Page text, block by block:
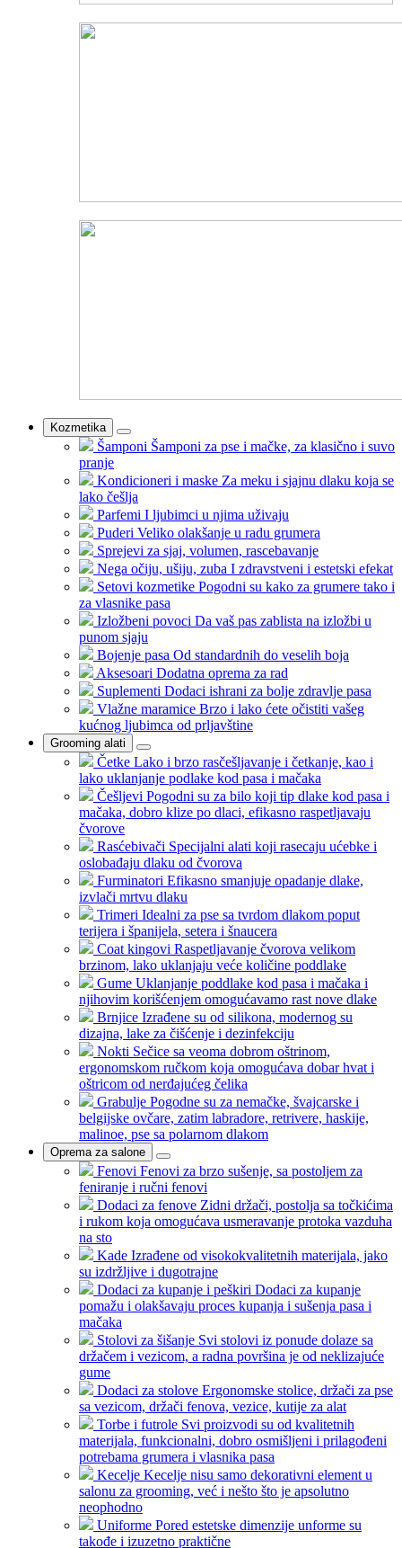
Kozmetika
Šamponi Šamponi za pse i mačke, za klasično i suvo
pranje
Kondicioneri i maske Za meku i sjajnu dlaku koja se
lako češlja
Parfemi I ljubimci u njima uživaju
Puderi Veliko olakšanje u radu grumera
Sprejevi za sjaj, volumen, rascebavanje
Nega očiju, ušiju, zuba I zdravstveni i estetski efekat
Setovi kozmetike Pogodni su kako za grumere tako i
za vlasnike pasa
Izložbeni povoci Da vaš pas zablista na izložbi u
punom sjaju
Bojenje pasa Od standardnih do veselih boja
Aksesoari Dodatna oprema za rad
Suplementi Dodaci ishrani za bolje zdravlje pasa
Vlažne maramice Brzo i lako ćete očistiti vašeg
kućnog ljubimca od prljavštine
Grooming alati
Četke Lako i brzo rasčešljavanje i četkanje, kao i
lako uklanjanje podlake kod pasa i mačaka
Češljevi Pogodni su za bilo koji tip dlake kod pasa i
mačaka, dobro klize po dlaci, efikasno raspetljavaju
čvorove
Rasćebivači Specijalni alati koji rasecaju ućebke i
oslobađaju dlaku od čvorova
Furminatori Efikasno smanjuje opadanje dlake,
izvlači mrtvu dlaku
Trimeri Idealni za pse sa tvrdom dlakom poput
terijera i španijela, setera i šnaucera
Coat kingovi Raspetljavanje čvorova velikom
brzinom, lako uklanjaju veće količine poddlake
Gume Uklanjanje poddlake kod pasa i mačaka i
njihovim korišćenjem omogućavamo rast nove dlake
Brnjice Izrađene su od silikona, modernog su
dizajna, lake za čišćenje i dezinfekciju
Nokti Sečice sa veoma dobrom oštrinom,
ergonomskom ručkom koja omogućava dobar hvat i
oštricom od nerđajućeg čelika
Grabulje Pogodne su za nemačke, švajcarske i
belgijske ovčare, zatim labradore, retrivere, haskije,
malinoe, pse sa polarnom dlakom
Oprema za salone
Fenovi Fenovi za brzo sušenje, sa postoljem za
feniranje i ručni fenovi
Dodaci za fenove Zidni držači, postolja sa točkićima
i rukom koja omogućava usmeravanje protoka vazduha
na sto
Kade Izrađene od visokokvalitetnih materijala, jako
su izdržljive i dugotrajne
Dodaci za kupanje i peškiri Dodaci za kupanje
pomažu i olakšavaju proces kupanja i sušenja pasa i
mačaka
Stolovi za šišanje Svi stolovi iz ponude dolaze sa
držačem i vezicom, a radna površina je od neklizajuće
gume
Dodaci za stolove Ergonomske stolice, držači za pse
sa vezicom, držači fenova, vezice, kutije za alat
Torbe i futrole Svi proizvodi su od kvalitetnih
materijala, funkcionalni, dobro osmišljeni i prilagođeni
potrebama grumera i vlasnika pasa
Kecelje Kecelje nisu samo dekorativni element u
salonu za grooming, već i nešto što je apsolutno
neophodno
Uniforme Pored estetske dimenzije unforme su
takođe i izuzetno praktične